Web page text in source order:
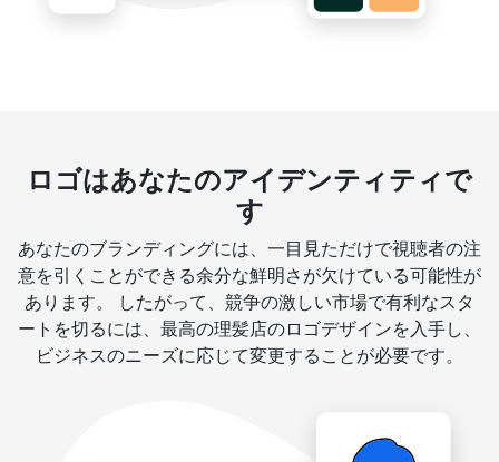
ロゴはあなたのアイデンティティで
す
あなたのブランディングには、一目見ただけで視聴者の注
意を引くことができる余分な鮮明さが欠けている可能性が
あります。 したがって、競争の激しい市場で有利なスタ
ートを切るには、最高の理髪店のロゴデザインを入手し、
ビジネスのニーズに応じて変更することが必要です。